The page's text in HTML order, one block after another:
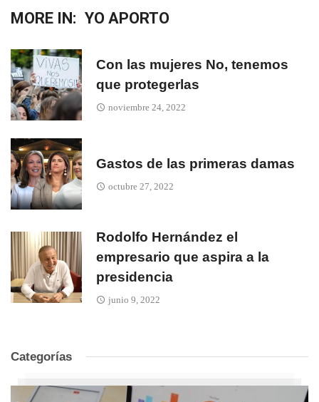
MORE IN: YO APORTO
Con las mujeres No, tenemos
que protegerlas
noviembre 24, 2022
Gastos de las primeras damas
octubre 27, 2022
Rodolfo Hernández el
empresario que aspira a la
presidencia
junio 9, 2022
Categorías